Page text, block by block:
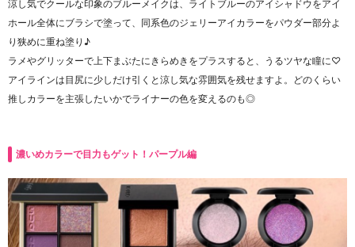
涼し気でクールな印象のブルーメイクは、ライトブルーのアイシャドウをアイ
ホール全体にブラシで塗って、 同系色のジェリーアイカラーをパウダー部分よ
り狭めに重ね塗り♪
ラメやグリッターで上下まぶたにきらめきをプラスすると、うるツヤな瞳に♡
アイラインは目尻に少しだけ引くと涼し気な雰囲気を残せますよ。
どのくらい
推しカラーを主張したいかでライナーの色を変えるのも◎
濃いめカラーで目力もゲット！パープル編